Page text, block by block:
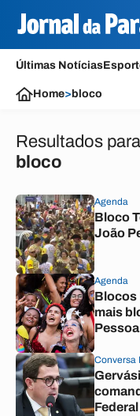
Últimas Notícias
Home> bloco
Resultados
bloco
Agenda
Bloco
João
Agenda
Blocos
mais
Pessoa
Conversa
Federal